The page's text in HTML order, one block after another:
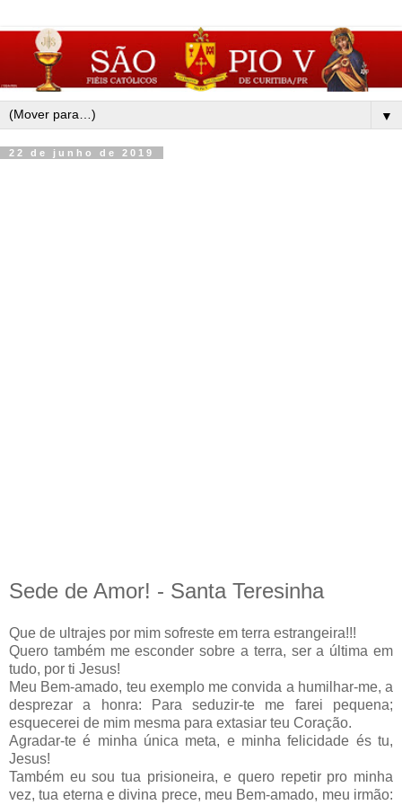
▼
22 de junho de 2019
Sede de Amor! - Santa Teresinha
Que de ultrajes por mim sofreste em terra estrangeira!!!
Quero também me esconder sobre a terra, ser a última em
tudo, por ti Jesus!
Meu Bem-amado, teu exemplo me convida a humilhar-me, a
desprezar a honra: Para seduzir-te me farei pequena;
esquecerei de mim mesma para extasiar teu Coração.
Agradar-te é minha única meta, e minha felicidade és tu,
Jesus!
Também eu sou tua prisioneira, e quero repetir pro minha
vez, tua eterna e divina prece, meu Bem-amado, meu irmão: